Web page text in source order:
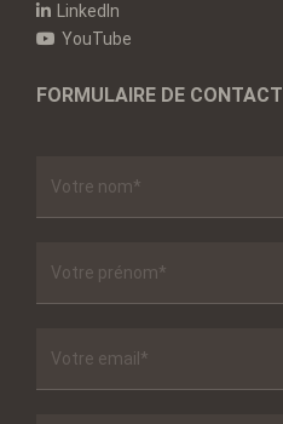
LinkedIn
YouTube
FORMULAIRE DE CONTACT